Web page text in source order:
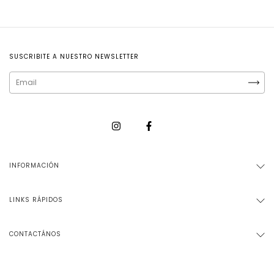
SUSCRIBITE A NUESTRO NEWSLETTER
INFORMACIÓN
LINKS RÁPIDOS
CONTACTÁNOS